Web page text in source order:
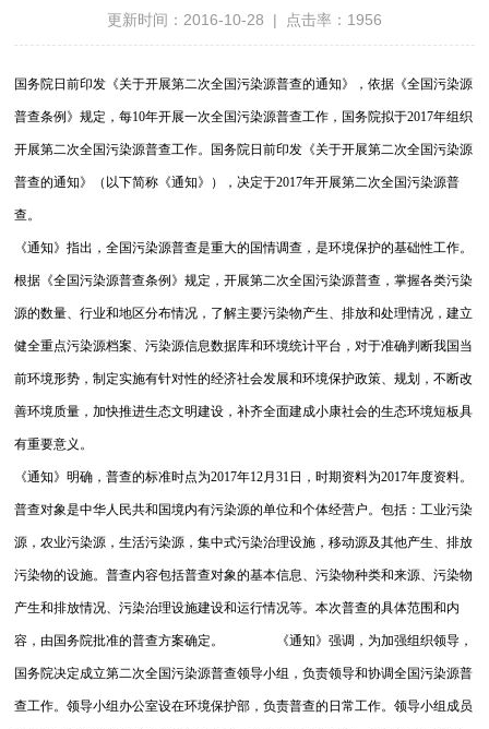
更新时间：2016-10-28 | 点击率：1956
国务院日前印发《关于开展第二次全国污染源普查的通知》，依据《全国污染源
普查条例》规定，每10年开展一次全国污染源普查工作，国务院拟于2017年组织
开展第二次全国污染源普查工作。国务院日前印发《关于开展第二次全国污染源
普查的通知》（以下简称《通知》），决定于2017年开展第二次全国污染源普
查。
《通知》指出，全国污染源普查是重大的国情调查，是环境保护的基础性工作。
根据《全国污染源普查条例》规定，开展第二次全国污染源普查，掌握各类污染
源的数量、行业和地区分布情况，了解主要污染物产生、排放和处理情况，建立
健全重点污染源档案、污染源信息数据库和环境统计平台，对于准确判断我国当
前环境形势，制定实施有针对性的经济社会发展和环境保护政策、规划，不断改
善环境质量，加快推进生态文明建设，补齐全面建成小康社会的生态环境短板具
有重要意义。
《通知》明确，普查的标准时点为2017年12月31日，时期资料为2017年度资料。
普查对象是中华人民共和国境内有污染源的单位和个体经营户。包括：工业污染
源，农业污染源，生活污染源，集中式污染治理设施，移动源及其他产生、排放
污染物的设施。普查内容包括普查对象的基本信息、污染物种类和来源、污染物
产生和排放情况、污染治理设施建设和运行情况等。本次普查的具体范围和内
容，由国务院批准的普查方案确定。 《通知》强调，为加强组织领导，
国务院决定成立第二次全国污染源普查领导小组，负责领导和协调全国污染源普
查工作。领导小组办公室设在环境保护部，负责普查的日常工作。领导小组成员